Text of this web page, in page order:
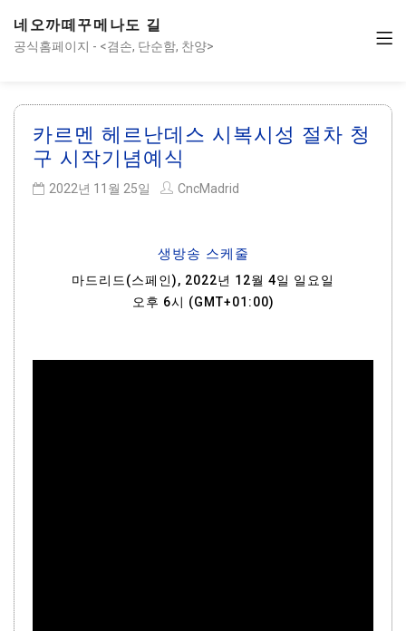
네오까떼꾸메나도 길
공식홈페이지 - <겸손, 단순함, 찬양>
카르멘 헤르난데스 시복시성 절차 청
구 시작기념예식
2022년 11월 25일 CncMadrid
생방송 스케줄
마드리드(스페인), 2022년 12월 4일 일요일
오후 6시 (GMT+01:00)